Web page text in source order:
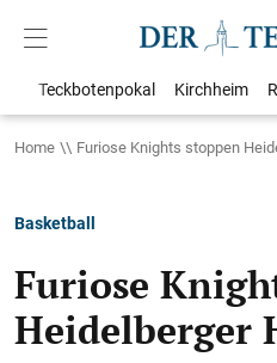
Teckbotenpokal Kirchheim
Home Furiose Knights stoppen
Basketball
Furiose
Heidelberger